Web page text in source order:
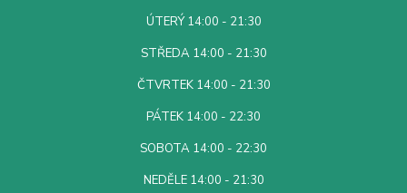
ÚTERÝ 14:00 - 21:30
STŘEDA 14:00 - 21:30
ČTVRTEK 14:00 - 21:30
PÁTEK 14:00 - 22:30
SOBOTA 14:00 - 22:30
NEDĚLE 14:00 - 21:30